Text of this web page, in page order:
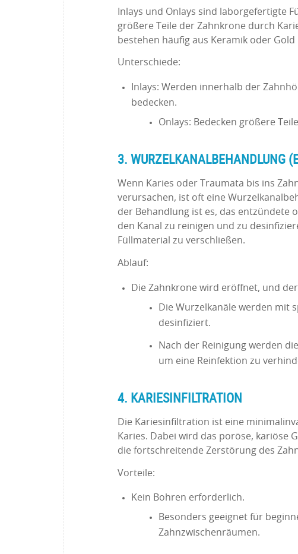
Inlays und Onlays sind laborgefertigte
größere Teile der Zahnkrone durch
bestehen häufig aus Keramik oder
Unterschiede:
Inlays: Werden innerhalb der
bedecken.
Onlays: Bedecken größere
3. WURZELKANALBEHANDLUNG
Wenn Karies oder Traumata bis ins
verursachen, ist oft eine
der Behandlung ist es, das entzündete
den Kanal zu reinigen und zu
Füllmaterial zu verschließen.
Ablauf:
Die Zahnkrone wird eröffnet, und
Die Wurzelkanäle werden mit
desinfiziert.
Nach der Reinigung werden
um eine Reinfektion zu
4. KARIESINFILTRATION
Die Kariesinfiltration ist eine
Karies. Dabei wird das poröse, kariöse
die fortschreitende Zerstörung des
Vorteile:
Kein Bohren erforderlich.
Besonders geeignet für
Zahnzwischenräumen.